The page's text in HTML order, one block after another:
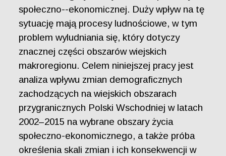
społeczno--ekonomicznej. Duży wpływ na tę
sytuację mają procesy ludnościowe, w tym
problem wyludniania się, który dotyczy
znacznej części obszarów wiejskich
makroregionu. Celem niniejszej pracy jest
analiza wpływu zmian demograficznych
zachodzących na wiejskich obszarach
przygranicznych Polski Wschodniej w latach
2002–2015 na wybrane obszary życia
społeczno-ekonomicznego, a także próba
określenia skali zmian i ich konsekwencji w